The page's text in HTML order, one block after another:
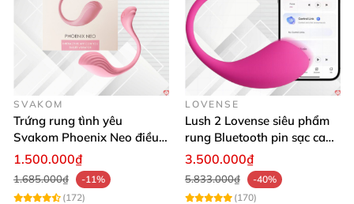
SVAKOM
Trứng rung tình yêu
Svakom Phoenix Neo điều
khiển qua app
1.500.000₫
1.685.000₫
-11%
(172)
LOVENSE
Lush 2 Lovense siêu phẩm
rung Bluetooth pin sạc cao
cấp USA
3.500.000₫
5.833.000₫
-40%
(170)